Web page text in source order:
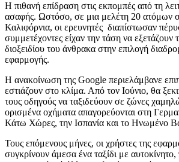
Η πιθανή επίδραση στις εκπομπές από τη
ασαφής. Ωστόσο, σε μια μελέτη 20 ατόμων
Καλιφόρνια, οι ερευνητές διαπίστωσαν
συμμετέχοντες είχαν την τάση να εξετάζουν
διοξειδίου του άνθρακα στην επιλογή
εφαρμογής.
Η ανακοίνωση της Google περιελάμβανε
εστιάζουν στο κλίμα. Από τον Ιούνιο, θα
τους οδηγούς να ταξιδεύουν σε ζώνες
ορισμένα οχήματα απαγορεύονται στη
Κάτω Χώρες, την Ισπανία και το Ηνωμένο
Τους επόμενους μήνες, οι χρήστες της
συγκρίνουν άμεσα ένα ταξίδι με